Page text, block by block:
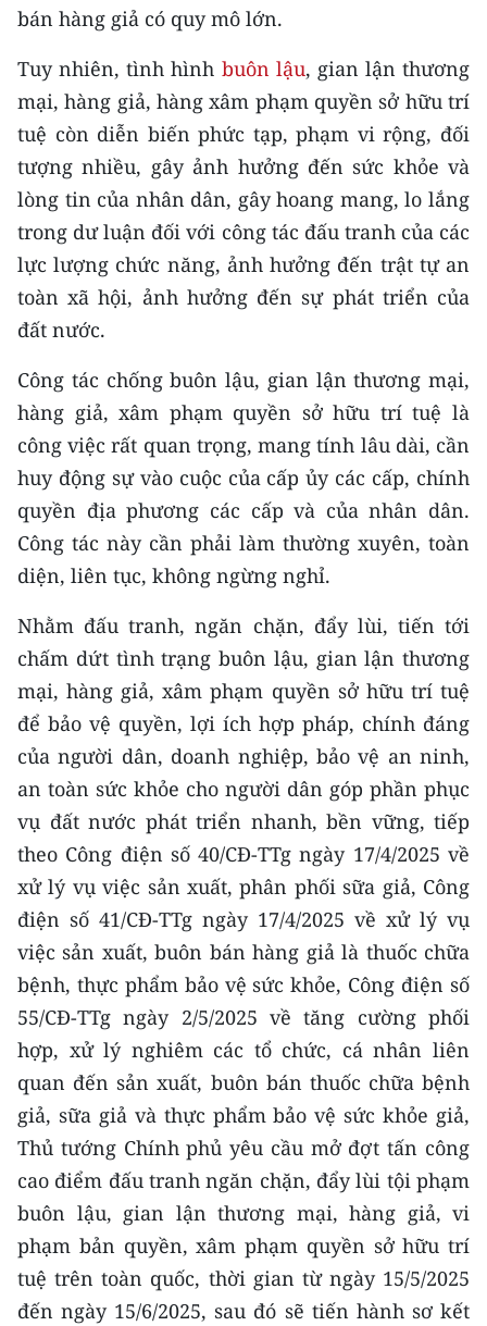
Media Thể thao
Media Giáo dục
Media Y tế
Media Khoa học - Công nghệ
Media Môi trường
Ảnh
Infographic
TIN MỚI
TIN ĐỊA PHƯƠNG
Trung du và miền núi phía Bắc
Đồng bằng sông Hồng
Bắc Trung Bộ
Duyên hải Nam Trung Bộ và Tây
Nguyên
Đông Nam Bộ
Đồng bằng sông Cửu Long
Chuyên trang Hà Nội
Chuyên trang TP. Hồ Chí Minh
CHUYÊN ĐỀ
CÁC CHUYÊN TRANG
VỀ BÁO NHÂN DÂN
THỜI NAY
NHÂN DÂN CUỐI TUẦN
NHÂN DÂN HẰNG THÁNG
MUA BÁO
ĐỌC BÁO IN
bán hàng giả có quy mô lớn.
Tuy nhiên, tình hình buôn lậu, gian lận thương
mại, hàng giả, hàng xâm phạm quyền sở hữu trí
tuệ còn diễn biến phức tạp, phạm vi rộng, đối
tượng nhiều, gây ảnh hưởng đến sức khỏe và
lòng tin của nhân dân, gây hoang mang, lo lắng
trong dư luận đối với công tác đấu tranh của các
lực lượng chức năng, ảnh hưởng đến trật tự an
toàn xã hội, ảnh hưởng đến sự phát triển của
đất nước.
Công tác chống buôn lậu, gian lận thương mại,
hàng giả, xâm phạm quyền sở hữu trí tuệ là
công việc rất quan trọng, mang tính lâu dài, cần
huy động sự vào cuộc của cấp ủy các cấp, chính
quyền địa phương các cấp và của nhân dân.
Công tác này cần phải làm thường xuyên, toàn
diện, liên tục, không ngừng nghỉ.
Nhằm đấu tranh, ngăn chặn, đẩy lùi, tiến tới
chấm dứt tình trạng buôn lậu, gian lận thương
mại, hàng giả, xâm phạm quyền sở hữu trí tuệ
để bảo vệ quyền, lợi ích hợp pháp, chính đáng
của người dân, doanh nghiệp, bảo vệ an ninh,
an toàn sức khỏe cho người dân góp phần phục
vụ đất nước phát triển nhanh, bền vững, tiếp
theo Công điện số 40/CĐ-TTg ngày 17/4/2025 về
xử lý vụ việc sản xuất, phân phối sữa giả, Công
điện số 41/CĐ-TTg ngày 17/4/2025 về xử lý vụ
việc sản xuất, buôn bán hàng giả là thuốc chữa
bệnh, thực phẩm bảo vệ sức khỏe, Công điện số
55/CĐ-TTg ngày 2/5/2025 về tăng cường phối
hợp, xử lý nghiêm các tổ chức, cá nhân liên
quan đến sản xuất, buôn bán thuốc chữa bệnh
giả, sữa giả và thực phẩm bảo vệ sức khỏe giả,
Thủ tướng Chính phủ yêu cầu mở đợt tấn công
cao điểm đấu tranh ngăn chặn, đẩy lùi tội phạm
buôn lậu, gian lận thương mại, hàng giả, vi
phạm bản quyền, xâm phạm quyền sở hữu trí
tuệ trên toàn quốc, thời gian từ ngày 15/5/2025
đến ngày 15/6/2025, sau đó sẽ tiến hành sơ kết